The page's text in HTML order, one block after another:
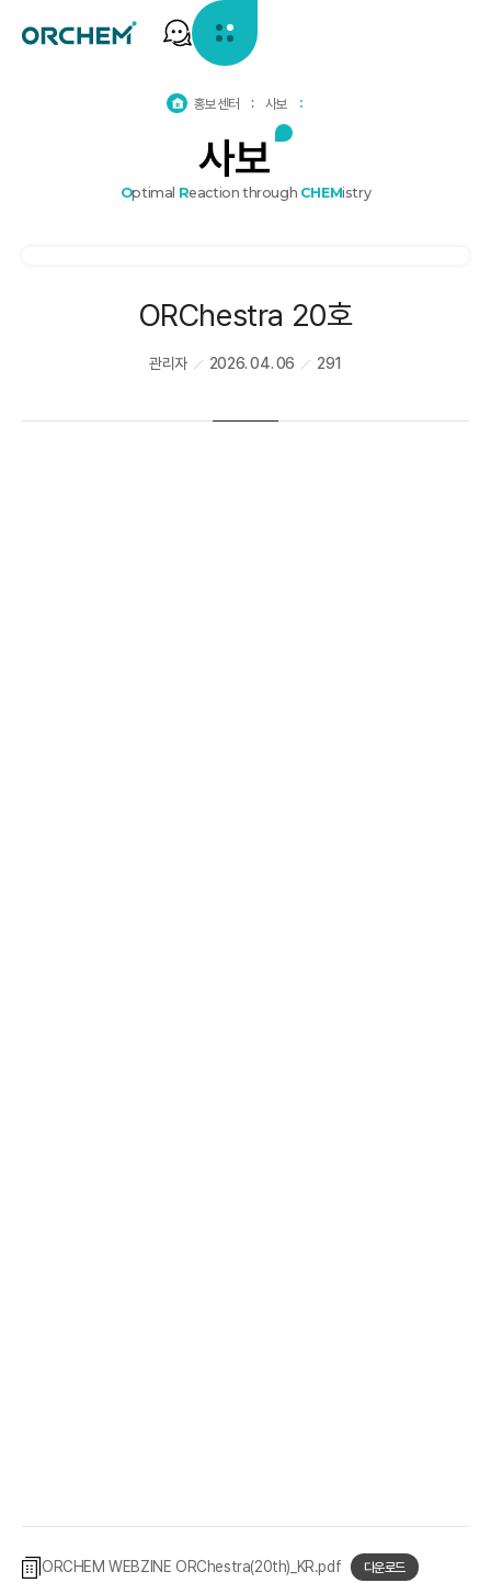
사보
Optimal Reaction through CHEMistry
홈
기
홍보센터 사보
ORChestra 20호
관리자 2026. 04. 06 291
ORCHEM WEBZINE ORChestra(20th)_KR 다운로드